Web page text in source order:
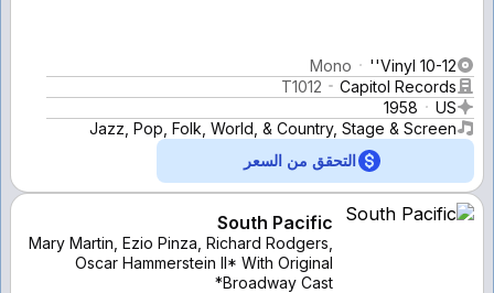
Vinyl 10-12''
Mono
Capitol Records
T1012
US
1958
Jazz, Pop, Folk, World, & Country, Stage & Screen
التحقق من السعر
South Pacific
Mary Martin, Ezio Pinza, Richard Rodgers,
Oscar Hammerstein II* With Original
Broadway Cast*